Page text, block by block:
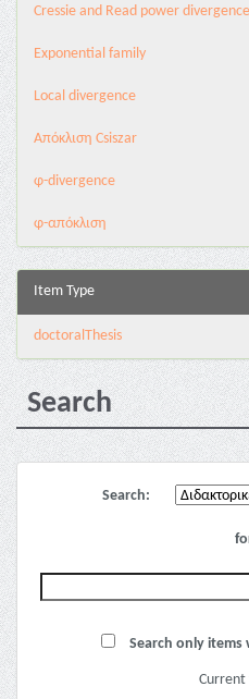
Cressie and Read power divergence
Exponential family
Local divergence
Απόκλιση Csiszar
φ-divergence
φ-απόκλιση
Item Type
doctoralThesis
Search
Search:
Search only
Current